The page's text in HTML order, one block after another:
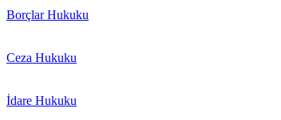
Borçlar Hukuku
Ceza Hukuku
İdare Hukuku